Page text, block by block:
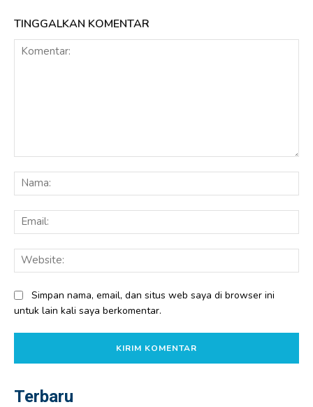
TINGGALKAN KOMENTAR
Simpan nama, email, dan situs web saya di browser ini
untuk lain kali saya berkomentar.
Terbaru